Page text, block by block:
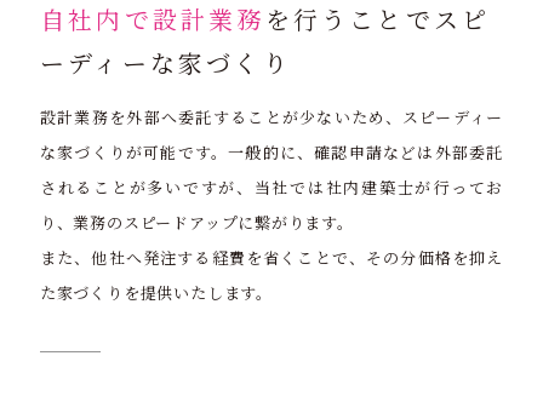
自社内で設計業務 を行うことでスピ
ーディーな家づくり
設計業務を外部へ委託することが少ないため、スピーディー
な家づくりが可能です。一般的に、確認申請などは外部委託
されることが多いですが、当社では社内建築士が行ってお
り、業務のスピードアップに繋がります。
また、他社へ発注する経費を省くことで、その分価格を抑え
た家づくりを提供いたします。